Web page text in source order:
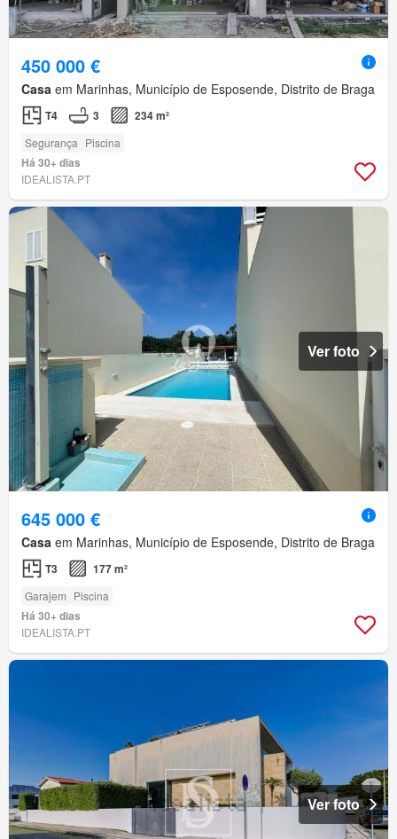
450 000 €
Casa em Marinhas, Município de Esposende, Distrito de Braga
T4 3 234 m²
Segurança Piscina
Há 30+ dias
IDEALISTA.PT
Ver foto
645 000 €
Casa em Marinhas, Município de Esposende, Distrito de Braga
T3 177 m²
Garajem Piscina
Há 30+ dias
IDEALISTA.PT
Ver foto